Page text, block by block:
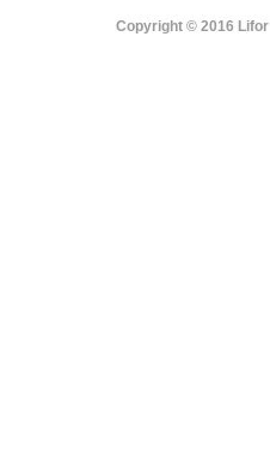
Copyright © 2016 Lifor